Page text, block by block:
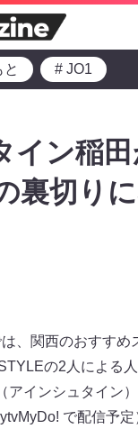
# JO1
イン稲
裏切り
、関西のおすすめ
の2人による
インシュタイン
で配信予定